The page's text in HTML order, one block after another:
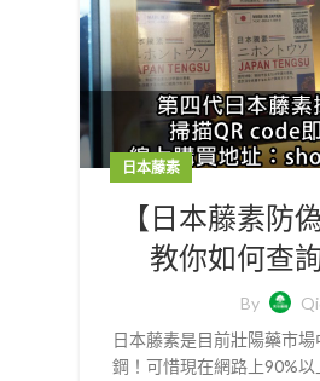
日本藤素
【日本藤素防
教你如何查
By
日本藤素是目前壯陽藥市
鋼！可惜現在網路上90%